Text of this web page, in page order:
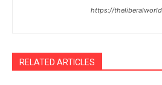
https://
RELATED ARTICLES